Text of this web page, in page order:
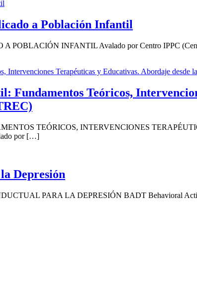
a Población Infantil
INFANTIL Avalado por Centro IPPC
Fundamentos Teóricos,
TEÓRICOS, INTERVENCIONES
por […]
Depresión
PARA LA DEPRESIÓN BADT Behavioral